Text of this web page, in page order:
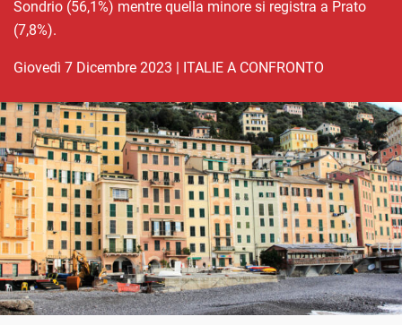
Sondrio (56,1%) mentre quella minore si registra a Prato
(7,8%).
giovedì 7 Dicembre 2023 | ITALIE A CONFRONTO